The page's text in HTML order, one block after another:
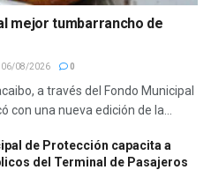
mejor tumbarrancho de
06/08/2026 0
a través del Fondo Municipal
con una nueva edición de la...
de Protección capacita a
del Terminal de Pasajeros